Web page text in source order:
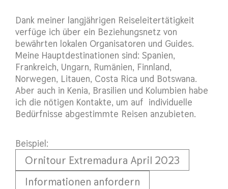
Dank meiner langjährigen Reiseleitertätigkeit
verfüge ich über ein Beziehungsnetz von
bewährten lokalen Organisatoren und Guides.
Meine Hauptdestinationen sind: Spanien,
Frankreich, Ungarn, Rumänien, Finnland,
Norwegen, Litauen, Costa Rica und Botswana.
Aber auch in Kenia, Brasilien und Kolumbien habe
ich die nötigen Kontakte, um auf individuelle
Bedürfnisse abgestimmte Reisen anzubieten.
Beispiel:
Ornitour Extremadura April 2023
Informationen anfordern